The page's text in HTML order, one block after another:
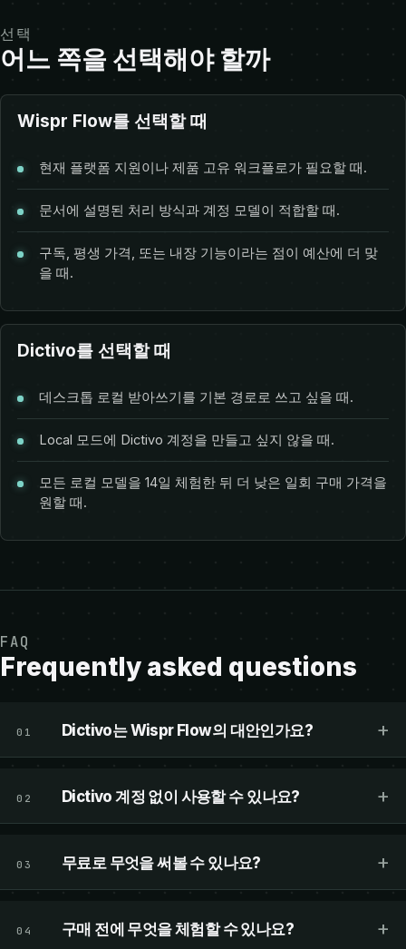
선택
어느 쪽을 선택해야 할까
Wispr Flow를 선택할 때
현재 플랫폼 지원이나 제품 고유 워크플로가 필요할 때.
문서에 설명된 처리 방식과 계정 모델이 적합할 때.
구독, 평생 가격, 또는 내장 기능이라는 점이 예산에 더 맞
을 때.
Dictivo를 선택할 때
데스크톱 로컬 받아쓰기를 기본 경로로 쓰고 싶을 때.
Local 모드에 Dictivo 계정을 만들고 싶지 않을 때.
모든 로컬 모델을 14일 체험한 뒤 더 낮은 일회 구매 가격을
원할 때.
FAQ
Frequently asked questions
01 Dictivo는 Wispr Flow의 대안인가요? +
02 Dictivo 계정 없이 사용할 수 있나요? +
03 무료로 무엇을 써볼 수 있나요? +
04 구매 전에 무엇을 체험할 수 있나요? +